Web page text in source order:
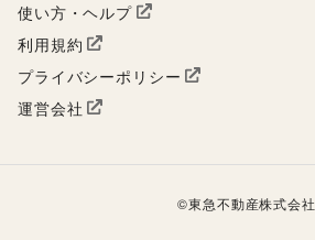
使い方・ヘルプ
利用規約
プライバシーポリシー
運営会社
©東急不動産株式会社